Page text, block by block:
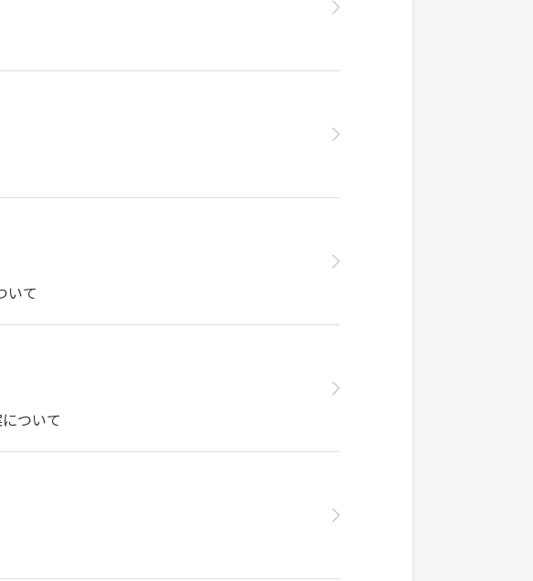
いて
ついて